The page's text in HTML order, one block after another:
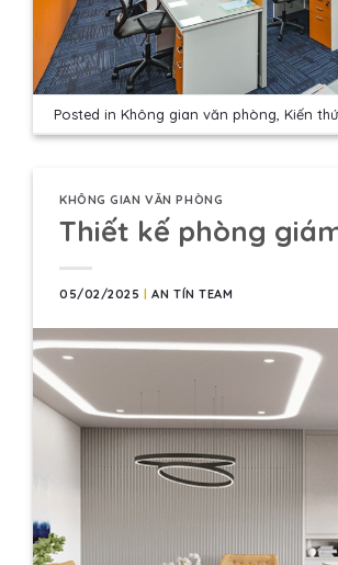
Posted inKhông gian văn phòng ,Kiến
KHÔNG GIAN VĂN PHÒNG
Thiết kế phòng
05/02/2025 |AN TÍN TEAM